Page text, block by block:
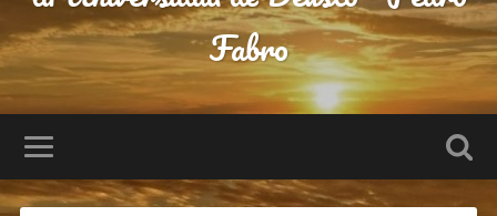
Fabro